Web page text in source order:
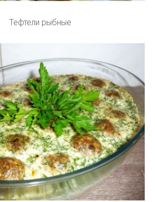
Тефтели рыбные